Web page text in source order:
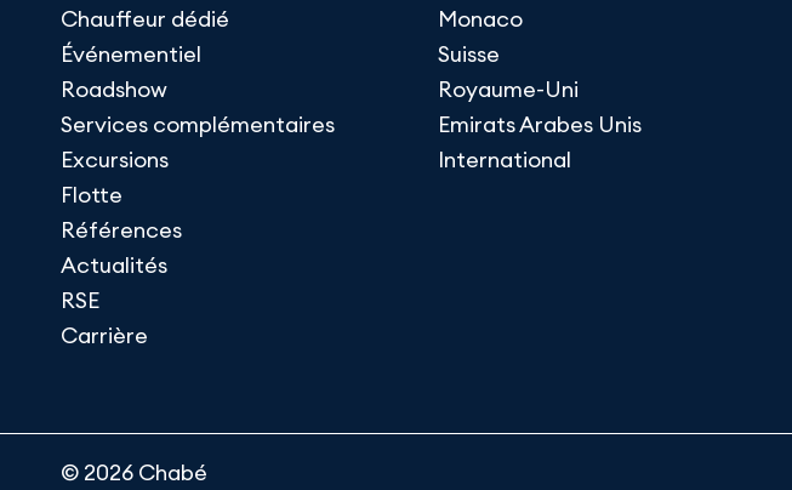
Chauffeur dédié
Événementiel
Roadshow
Services complémentaires
Excursions
Flotte
Références
Actualités
RSE
Carrière
Monaco
Suisse
Royaume-Uni
Emirats Arabes Unis
International
© 2026 Chabé